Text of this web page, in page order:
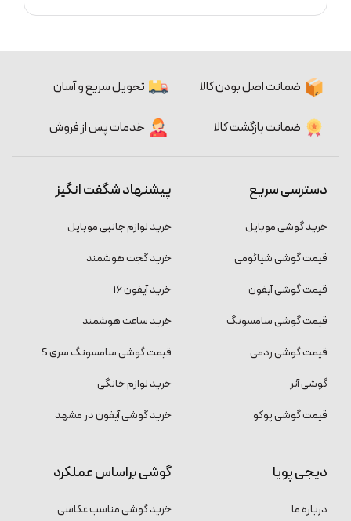
ضمانت اصل بودن کالا تحویل سریع و آسان
ضمانت بازگشت کالا خدمات پس از فروش
دسترسی سریع
خرید گوشی موبایل
قیمت گوشی شیائومی
قیمت گوشی آیفون
قیمت گوشی سامسونگ
قیمت گوشی ردمی
گوشی آنر
قیمت گوشی پوکو
پیشنهاد شگفت انگیز
خرید لوازم جانبی موبایل
خرید گجت هوشمند
خرید آیفون 16
خرید ساعت هوشمند
قیمت گوشی سامسونگ سری S
خرید لوازم خانگی
خرید گوشی آیفون در مشهد
دیجی پویا
درباره ما
گوشی براساس عملکرد
خرید گوشی مناسب عکاسی